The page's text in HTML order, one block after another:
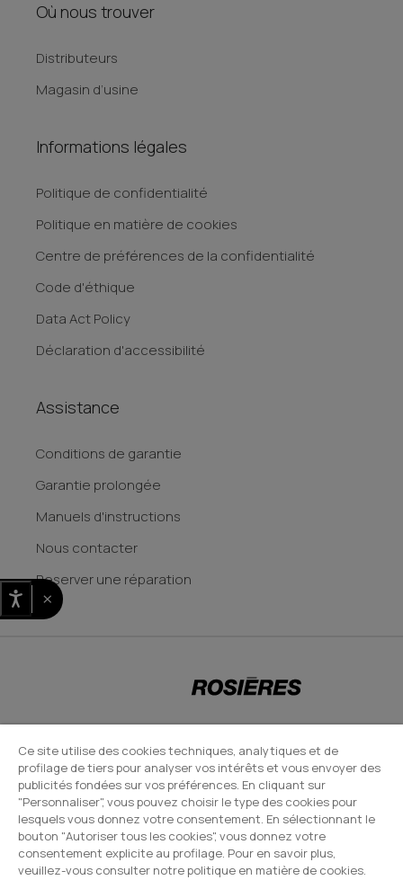
Où nous trouver
Distributeurs
Magasin d’usine
Informations légales
Politique de confidentialité
Politique en matière de cookies
Centre de préférences de la confidentialité
Code d'éthique
Data Act Policy
Déclaration d'accessibilité
Assistance
Conditions de garantie
Garantie prolongée
Manuels d'instructions
Nous contacter
Reserver une réparation
CANDY HOOVER GROUP S.r.I. - Associé unique - SIÈGE SOCIAL : Via Comolli,
57 - 20861 Brugherio (MB) - Italie - SIÈGES ADMINISTRATIFS : Via Privata
Eden Fumagalli snc - 20861 Brugherio (MB) et Via Trento n. 20/A-22 -
20871 Vimercate (MB) - Italie - Tél. : +39.039.2086.1 - Fax :
+39.039.2086.237 - Capital social 35 000 000,00 € iv - Cod. Code fiscal et
numéro d'inscription au registre du commerce de Milan-Monza-
×
Ce site utilise des cookies techniques, analytiques et de
profilage de tiers pour analyser vos intérêts et vous envoyer des
publicités fondées sur vos préférences. En cliquant sur
"Personnaliser", vous pouvez choisir le type des cookies pour
lesquels vous donnez votre consentement. En sélectionnant le
bouton "Autoriser tous les cookies", vous donnez votre
consentement explicite au profilage. Pour en savoir plus,
veuillez-vous consulter notre politique en matière de cookies.